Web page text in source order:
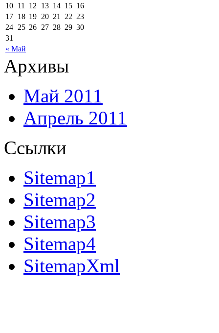
« Май
10 11 12 13 14 15 16
17 18 19 20 21 22 23
24 25 26 27 28 29 30
31
Архивы
Май 2011
Апрель 2011
Ссылки
Sitemap1
Sitemap2
Sitemap3
Sitemap4
SitemapXml